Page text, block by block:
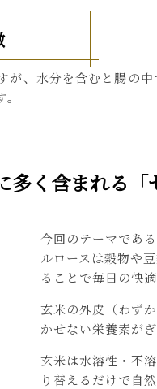
が、水分を含むと腸の
多く含まれる
今回のテーマであ
ルロースは穀物や
ることで毎日の快
玄米の外皮（わず
かせない栄養素が
玄米は水溶性・不
り替えるだけで自